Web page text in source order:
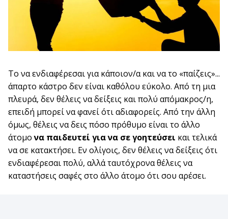
Το να ενδιαφέρεσαι για κάποιον/α και να το «παίζεις»...
άπαρτο κάστρο δεν είναι καθόλου εύκολο. Από τη μια
πλευρά, δεν θέλεις να δείξεις και πολύ απόμακρος/η,
επειδή μπορεί να φανεί ότι αδιαφορείς. Από την άλλη
όμως, θέλεις να δεις πόσο πρόθυμο είναι το άλλο
άτομονα παιδευτεί για να σε γοητεύσει και τελικά
να σε κατακτήσει. Εν ολίγοις, δεν θέλεις να δείξεις ότι
ενδιαφέρεσαι πολύ, αλλά ταυτόχρονα θέλεις να
καταστήσεις σαφές στο άλλο άτομο ότι σου αρέσει.